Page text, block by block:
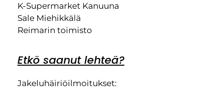
K-Supermarket Kanuuna
Sale Miehikkälä
Reimarin toimisto
Etkö saanut lehteä?
Jakeluhäiriöilmoitukset: